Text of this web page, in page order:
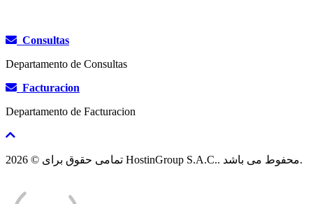
Consultas
Departamento de Consultas
Facturacion
Departamento de Facturacion
تمامی حقوق برای © 2026 HostinGroup S.A.C.. محفوط می باشد.